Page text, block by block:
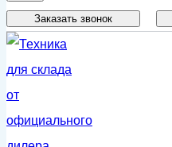
Заказать звонок